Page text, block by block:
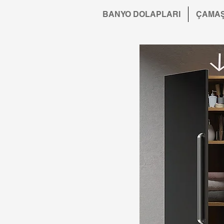
BANYO DOLAPLARI